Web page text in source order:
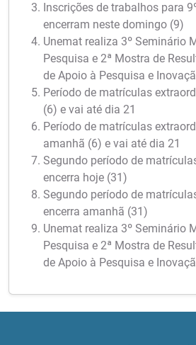
Inscrições de trabalhos para
encerram neste domingo (9)
Unemat realiza 3º Seminário
Pesquisa e 2ª Mostra de
de Apoio à Pesquisa e
Período de matrículas
(6) e vai até dia 21
Período de matrículas
amanhã (6) e vai até dia 21
Segundo período de
encerra hoje (31)
Segundo período de
encerra amanhã (31)
Unemat realiza 3º Seminário
Pesquisa e 2ª Mostra de
de Apoio à Pesquisa e